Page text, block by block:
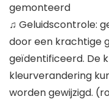
gemonteerd
♫ Geluidscontrole:
door een krachtige
geïdentificeerd. De
kleurverandering
worden gewijzigd.